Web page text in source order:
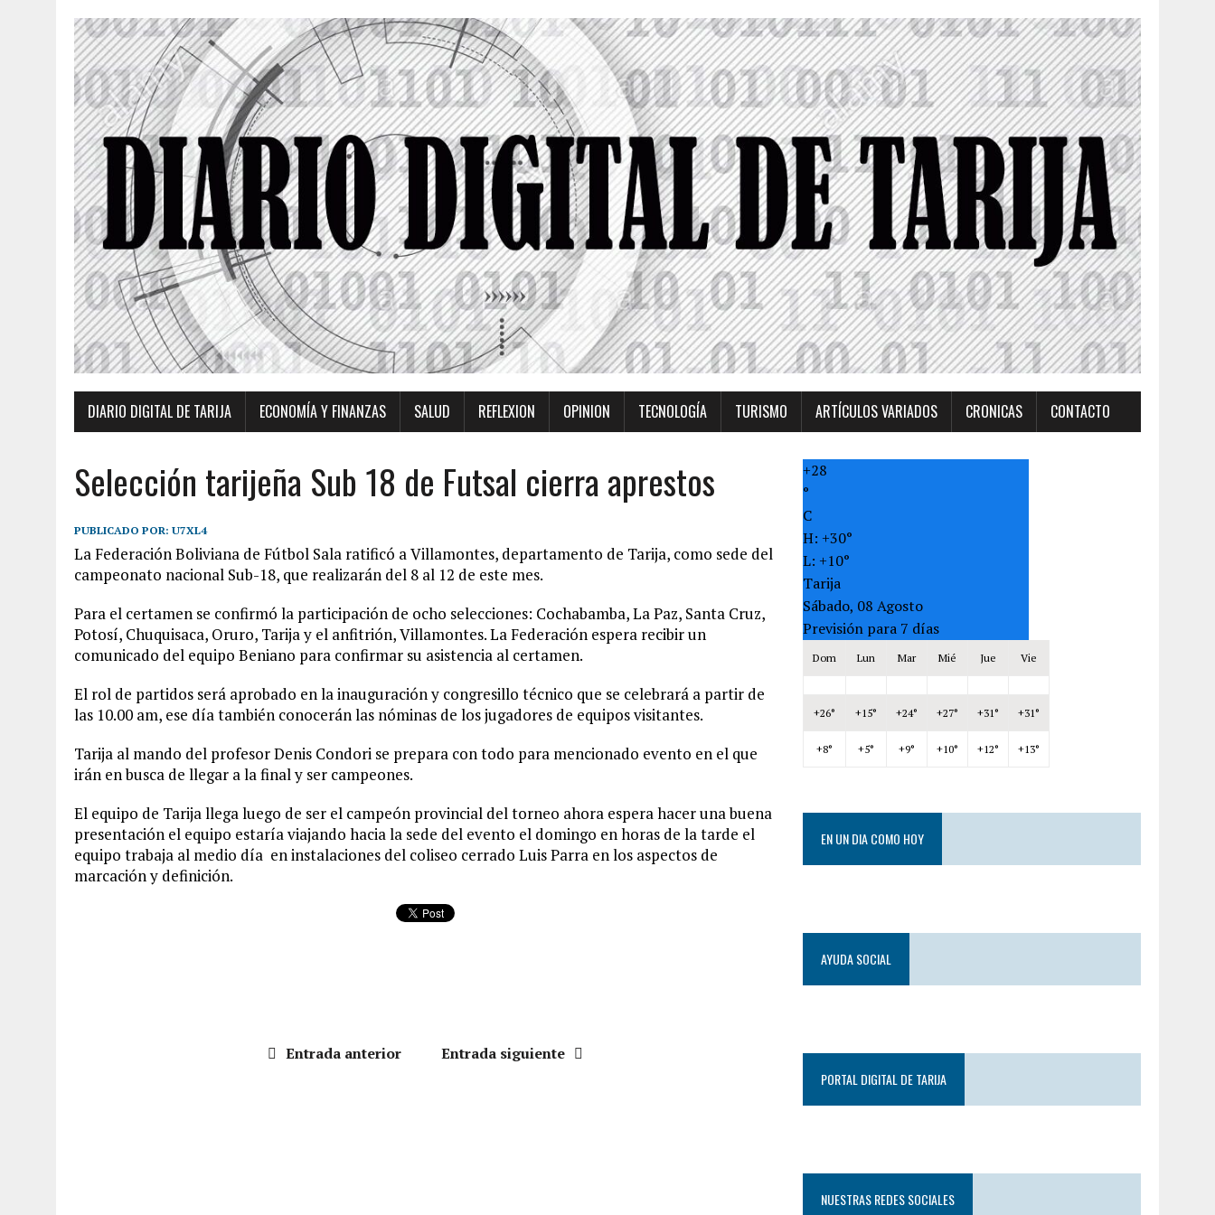
DIARIO DIGITAL DE TARIJA ECONOMÍA Y FINANZAS SALUD REFLEXION OPINION TECNOLOGÍA TURISMO ARTÍCULOS VARIADOS CRONICAS CONTACTO
Selección tarijeña Sub 18 de Futsal cierra aprestos
PUBLICADO POR: U7XL4
La Federación Boliviana de Fútbol Sala ratificó a Villamontes, departamento de Tarija, como sede del
campeonato nacional Sub-18, que realizarán del 8 al 12 de este mes.
Para el certamen se confirmó la participación de ocho selecciones: Cochabamba, La Paz, Santa Cruz,
Potosí, Chuquisaca, Oruro, Tarija y el anfitrión, Villamontes. La Federación espera recibir un
comunicado del equipo Beniano para confirmar su asistencia al certamen.
El rol de partidos será aprobado en la inauguración y congresillo técnico que se celebrará a partir de
las 10.00 am, ese día también conocerán las nóminas de los jugadores de equipos visitantes.
Tarija al mando del profesor Denis Condori se prepara con todo para mencionado evento en el que
irán en busca de llegar a la final y ser campeones.
El equipo de Tarija llega luego de ser el campeón provincial del torneo ahora espera hacer una buena
presentación el equipo estaría viajando hacia la sede del evento el domingo en horas de la tarde el
equipo trabaja al medio día en instalaciones del coliseo cerrado Luis Parra en los aspectos de
marcación y definición.
Entrada anterior Entrada siguiente
+28
°
C
H: +30°
L: +10°
Tarija
Sábado, 08 Agosto
Previsión para 7 días
Dom Lun Mar Mié Jue Vie
+26° +15° +24° +27° +31° +31°
+8° +5° +9° +10° +12° +13°
EN UN DIA COMO HOY
AYUDA SOCIAL
PORTAL DIGITAL DE TARIJA
NUESTRAS REDES SOCIALES